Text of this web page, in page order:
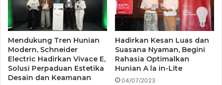
Mendukung Tren Hunian
Modern, Schneider
Electric Hadirkan Vivace E,
Solusi Perpaduan Estetika
Desain dan Keamanan
Hadirkan Kesan Luas dan
Suasana Nyaman, Begini
Rahasia Optimalkan
Hunian A la in-Lite
04/07/2023